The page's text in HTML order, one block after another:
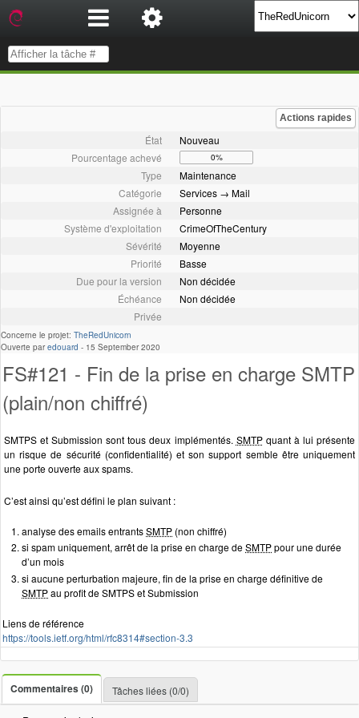
Actions rapides
État
Nouveau
Pourcentage achevé
0%
Type
Maintenance
Catégorie
Services → Mail
Assignée à
Personne
Système d'exploitation
CrimeOfTheCentury
Sévérité
Moyenne
Priorité
Basse
Due pour la version
Non décidée
Échéance
Non décidée
Privée
Concerne le projet: TheRedUnicorn
Ouverte paredouard - 15 September 2020
FS#121 - Fin de la prise en charge SMTP
(plain/non chiffré)
SMTPS et Submission sont tous deux implémentés. SMTPquant à lui présente
un risque de sécurité (confidentialité) et son support semble être uniquement
une porte ouverte aux spams.
C’est ainsi qu’est défini le plan suivant :
analyse des emails entrantsSMTP (non chiffré)
si spam uniquement, arrêt de la prise en charge deSMTPpour une durée
d’un mois
si aucune perturbation majeure, fin de la prise en charge définitive de
SMTPau profit de SMTPS et Submission
Liens de référence
https://tools.ietf.org/html/rfc8314#section-3.3
Commentaires (0) Tâches liées (0/0)